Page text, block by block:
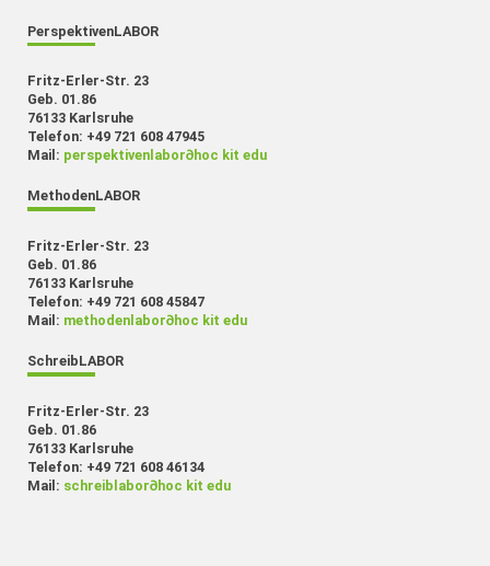
PerspektivenLABOR
Fritz-Erler-Str. 23
Geb. 01.86
76133 Karlsruhe
Telefon: +49 721 608 47945
Mail: perspektivenlabor∂hoc kit edu
MethodenLABOR
Fritz-Erler-Str. 23
Geb. 01.86
76133 Karlsruhe
Telefon: +49 721 608 45847
Mail: methodenlabor∂hoc kit edu
SchreibLABOR
Fritz-Erler-Str. 23
Geb. 01.86
76133 Karlsruhe
Telefon: +49 721 608 46134
Mail: schreiblabor∂hoc kit edu